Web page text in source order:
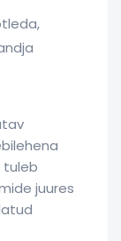
tuleb
juures